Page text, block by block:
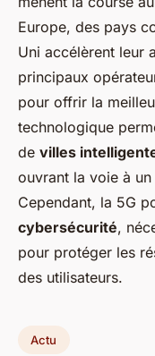
Europe, des pays
Uni accélèrent leur
principaux
pour offrir la
technologique
de villes
ouvrant la voie à
Cependant, la 5G
cybersécurité,
pour protéger les
des utilisateurs.
Actu